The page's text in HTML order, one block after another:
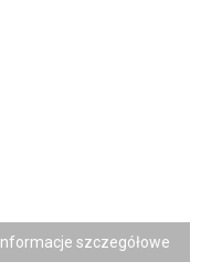
Informacje szczegółowe